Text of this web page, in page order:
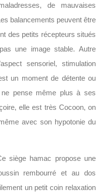
de mauvaises
balancements peuvent être
des petits récepteurs situés
une image stable. Autre
sensoriel, stimulation
un moment de détente ou
pense même plus à ses
elle est très Cocoon, on
avec son hypotonie du
siège hamac propose une
rembourré et au dos
un petit coin relaxation